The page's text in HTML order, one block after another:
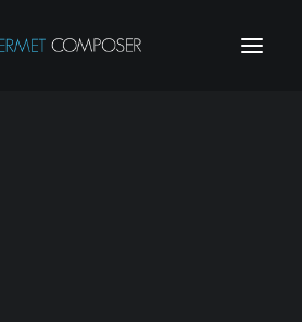
d’Orléans
de l’étendard de Jeanne